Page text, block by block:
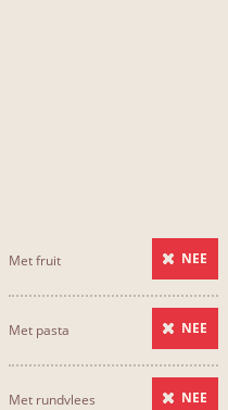
Met fruit NEE
Met pasta NEE
Met rundvlees NEE